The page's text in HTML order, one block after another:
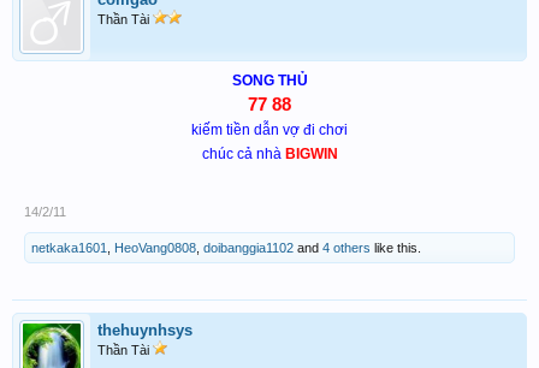
Thần Tài
SONG THỦ
77 88
kiếm tiền dẫn vợ đi chơi
chúc cả nhà BIGWIN
14/2/11
netkaka1601 HeoVang0808 doibanggia1102 and 4 others like this.
thehuynhsys
Thần Tài